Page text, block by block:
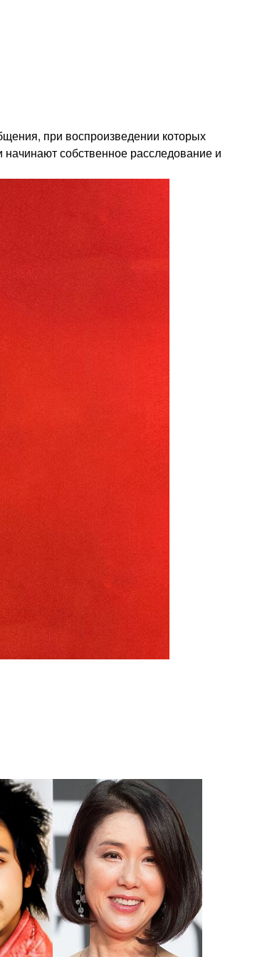
при воспроизведении которых
собственное расследование и